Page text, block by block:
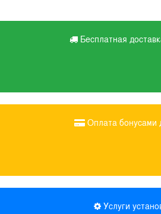
Бесплатная
Оплата бонусами
Услуги